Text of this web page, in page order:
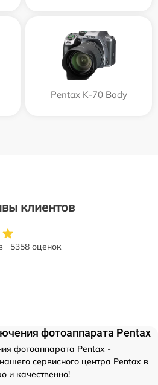
Pentax K-70 Body
клиентов
5358 оценок
фотоаппарата Pentax
фотоаппарата Pentax -
сервисного центра Pentax в
и качественно!